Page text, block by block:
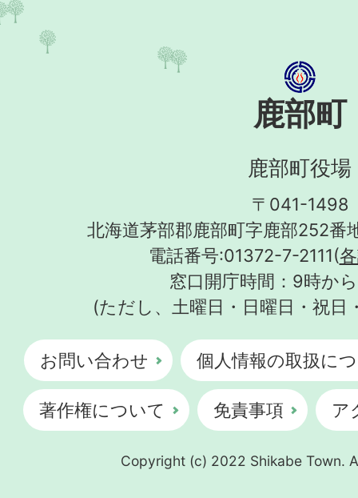
鹿部町
鹿部町役場
〒041-1498
北海道茅部郡鹿部町字鹿部252番
電話番号:01372-7-2111(
窓口開庁時間：9時か
(ただし、土曜日・日曜日・祝日
お問い合わせ 個人情報の取扱に
著作権について 免責事項 ア
Copyright (c) 2022 Shikabe Town.